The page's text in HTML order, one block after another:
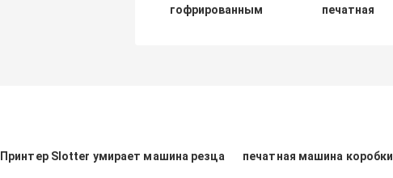
гофрированным
печатная
Принтер Slotter умирает машина резца печатная машина коробки